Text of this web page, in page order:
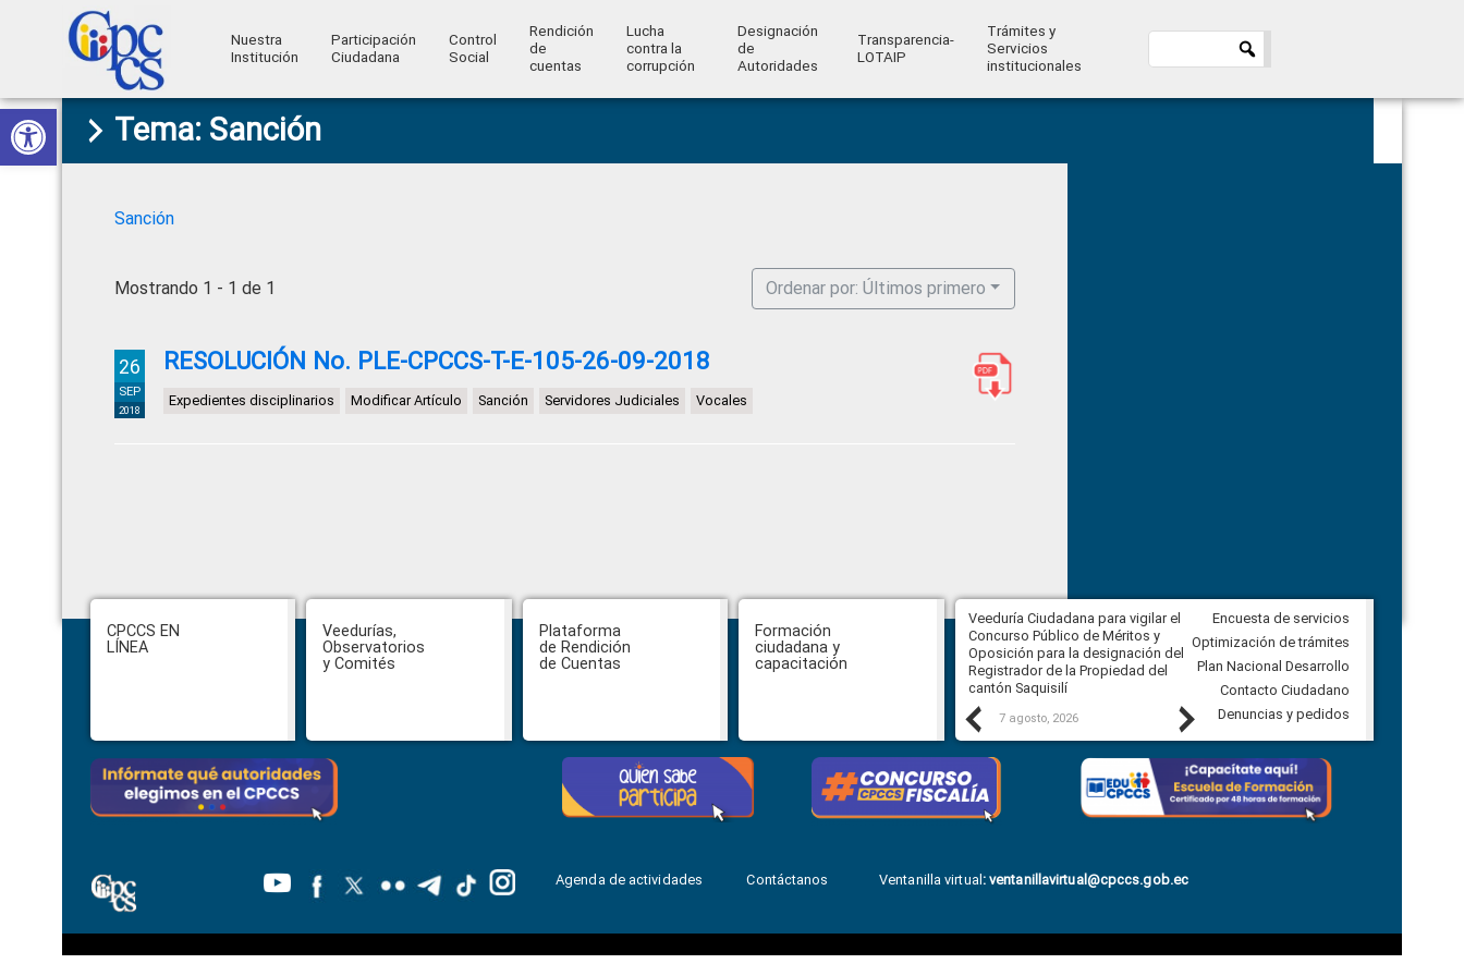
Abrir barra de herramientas
Skip
to
primary
Skip
to
main
Skip
to
primary
Skip
to
footer
Consejo
de
Ciudadana
Control
Construyendo
Poder
Ciudadano
Nuestra
Institución
Participación
Ciudadana
Control
Social
Rendición
de
cuentas
Lucha
contra la
corrupción
Designación
de
Autoridades
Transparencia-
LOTAIP
Trámites y
Servicios
institucionales
Tema: Sanción
Sanción
Mostrando 1 - 1 de 1 Ordenar por: Últimos primero
26
SEP
2018
RESOLUCIÓN No. PLE-CPCCS-T-E-105-26-09-2018
Expedientes disciplinarios Modificar Artículo Sanción Servidores Judiciales Vocales
Footer
CPCCS EN
LÍNEA
Veedurías,
Observatorios
y Comités
Plataforma
de Rendición
de Cuentas
Formación
ciudadana y
capacitación
Previous
CPCCS aprueba convocatoria a
Veeduría para designación de la
autoridad de la SOT
Veeduría Ciudadana para vigilar el
Concurso Público de Méritos y
Oposición para la designación del
Registrador de la Propiedad del
cantón Saquisilí
7 agosto, 2026
Veeduría Ciudadana para vigilar la
construcción del asfaltado de
Ballenita del cantón Santa Elena
7 agosto, 2026
Next
Encuesta de servicios
Optimización de trámites
Plan Nacional Desarrollo
Contacto Ciudadano
Denuncias y pedidos
Agenda de actividades Contáctanos Ventanilla virtual:ventanillavirtual@cpccs.gob.ec